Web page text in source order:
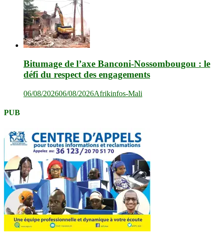
Bitumage de l’axe Banconi-Nossombougou : le
défi du respect des engagements
06/08/202606/08/2026Afrikinfos-Mali
PUB